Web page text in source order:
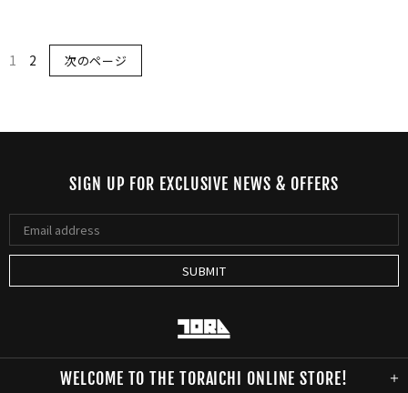
1 2 次のページ
SIGN UP FOR EXCLUSIVE NEWS & OFFERS
WELCOME TO THE TORAICHI ONLINE STORE!